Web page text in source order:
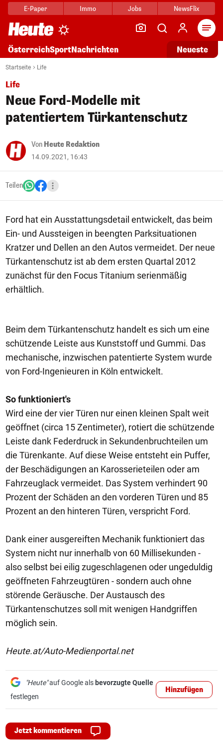
E-Paper Immo Jobs NewsFlix
ÖsterreichSportNachrichten Neueste
Startseite Life
Life
Neue Ford-Modelle mit
patentiertem Türkantenschutz
Von Heute Redaktion
14.09.2021, 16:43
Teilen
Ford hat ein Ausstattungsdetail entwickelt, das beim
Ein- und Aussteigen in beengten Parksituationen
Kratzer und Dellen an den Autos vermeidet. Der neue
Türkantenschutz ist ab dem ersten Quartal 2012
zunächst für den Focus Titanium serienmäßig
erhältlich.
Beim dem Türkantenschutz handelt es sich um eine
schützende Leiste aus Kunststoff und Gummi. Das
mechanische, inzwischen patentierte System wurde
von Ford-Ingenieuren in Köln entwickelt.
So funktioniert's
Wird eine der vier Türen nur einen kleinen Spalt weit
geöffnet (circa 15 Zentimeter), rotiert die schützende
Leiste dank Federdruck in Sekundenbruchteilen um
die Türenkante. Auf diese Weise entsteht ein Puffer,
der Beschädigungen an Karosserieteilen oder am
Fahrzeuglack vermeidet. Das System verhindert 90
Prozent der Schäden an den vorderen Türen und 85
Prozent an den hinteren Türen, verspricht Ford.
Dank einer ausgereiften Mechanik funktioniert das
System nicht nur innerhalb von 60 Millisekunden -
also selbst bei eilig zugeschlagenen oder ungeduldig
geöffneten Fahrzeugtüren - sondern auch ohne
störende Geräusche. Der Austausch des
Türkantenschutzes soll mit wenigen Handgriffen
möglich sein.
Heute.at/Auto-Medienportal.net
"Heute"auf Google als bevorzugte Quelle
festlegen
Hinzufügen
Jetzt kommentieren